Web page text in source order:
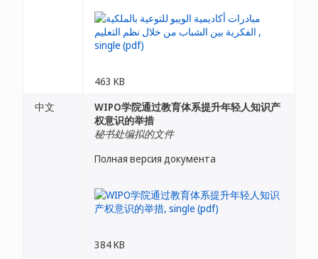
463 KB
中文
WIPO学院通过教育体系提升年轻人知识产
权意识的举措
秘书处编拟的文件
Полная версия документа
384 KB